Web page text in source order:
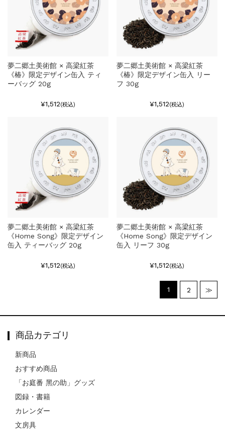
夢二郷土美術館 × 高梁紅茶
《椿》限定デザイン缶入 ティ
ーバッグ 20g
¥1,512(税込)
夢二郷土美術館 × 高梁紅茶
《椿》限定デザイン缶入 リー
フ 30g
¥1,512(税込)
夢二郷土美術館 × 高梁紅茶
《Home Song》限定デザイン
缶入 ティーバッグ 20g
¥1,512(税込)
夢二郷土美術館 × 高梁紅茶
《Home Song》限定デザイン
缶入 リーフ 30g
¥1,512(税込)
1 2 ≫
商品カテゴリ
新商品
おすすめ商品
「お庭番 黑の助」グッズ
図録・書籍
カレンダー
文房具